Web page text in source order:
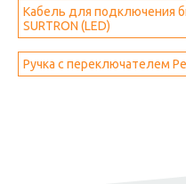
Кабель для подключения
SURTRON (LED)
Ручка с переключателем